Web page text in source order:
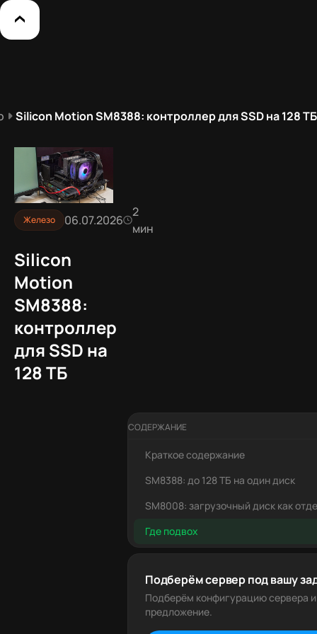
Silicon Motion SM8388: контроллер для SSD на 128 ТБ
Железо 06.07.2026
2
мин
Silicon
Motion
SM8388:
контроллер
для SSD на
128 ТБ
СОДЕРЖАНИЕ
Краткое содержание
SM8388: до 128 ТБ на один диск
SM8008: загрузочный диск как
Где подвох
Подберём сервер под вашу
Подберём конфигурацию сервера
предложение.